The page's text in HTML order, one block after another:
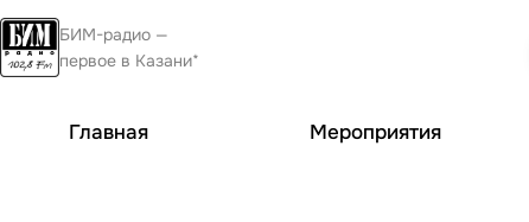
БИМ-радио —
первое в Казани*
Главная Мероприятия